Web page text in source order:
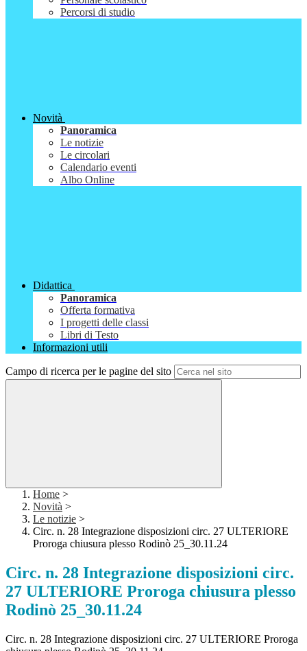
Percorsi di studio
Novità
Panoramica
Le notizie
Le circolari
Calendario eventi
Albo Online
Didattica
Panoramica
Offerta formativa
I progetti delle classi
Libri di Testo
Informazioni utili
Campo di ricerca per le pagine del sito
Home >
Novità >
Le notizie >
Circ. n. 28 Integrazione disposizioni circ. 27 ULTERIORE
Proroga chiusura plesso Rodinò 25_30.11.24
Circ. n. 28 Integrazione disposizioni circ.
27 ULTERIORE Proroga chiusura plesso
Rodinò 25_30.11.24
Circ. n. 28 Integrazione disposizioni circ. 27 ULTERIORE Proroga